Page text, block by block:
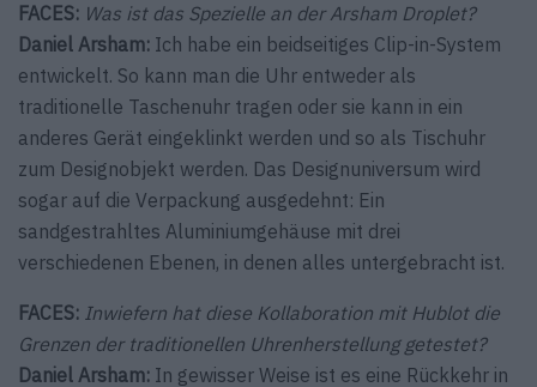
FACES: Was ist das Spezielle an der Arsham Droplet?
Daniel Arsham: Ich habe ein beidseitiges Clip-in-System
entwickelt. So kann man die Uhr entweder als
traditionelle Taschenuhr tragen oder sie kann in ein
anderes Gerät eingeklinkt werden und so als Tischuhr
zum Designobjekt werden. Das Designuniversum wird
sogar auf die Verpackung ausgedehnt: Ein
sandgestrahltes Aluminiumgehäuse mit drei
verschiedenen Ebenen, in denen alles untergebracht ist.
FACES: Inwiefern hat diese Kollaboration mit Hublot die
Grenzen der traditionellen Uhrenherstellung getestet?
Daniel Arsham: In gewisser Weise ist es eine Rückkehr in